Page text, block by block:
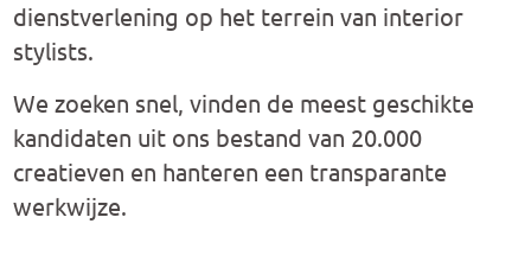
dienstverlening op het terrein van interior
stylists.
We zoeken snel, vinden de meest geschikte
kandidaten uit ons bestand van 20.000
creatieven en hanteren een transparante
werkwijze.